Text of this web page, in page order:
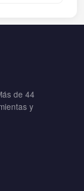
de 44
y